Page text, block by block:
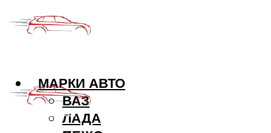
МАРКИ АВТО
ВАЗ
ЛАДА